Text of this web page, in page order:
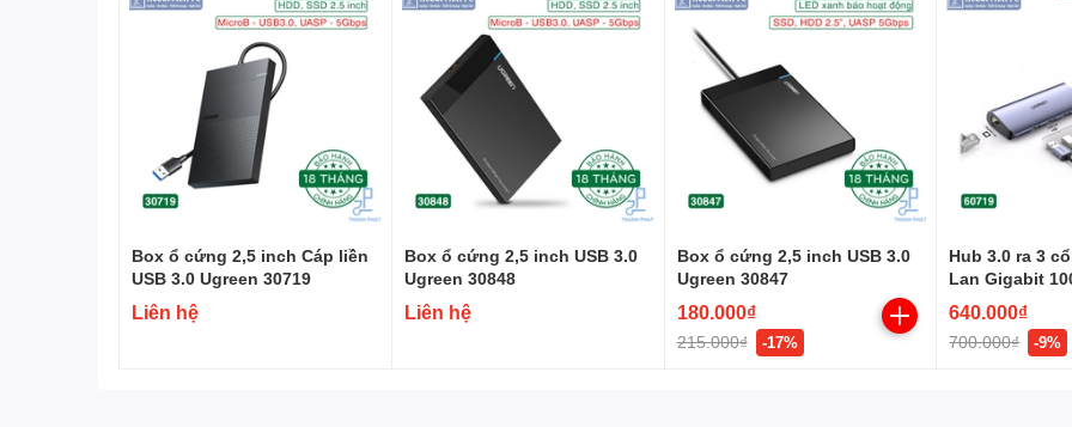
Box ổ cứng 2,5 inch Cáp liền
USB 3.0 Ugreen 30719
Liên hệ
Box ổ cứng 2,5 inch USB 3.0
Ugreen 30848
Liên hệ
Box ổ cứng 2,5 inch USB 3.0
Ugreen 30847
180.000₫
215.000₫ -17%
Hub 3.0 ra 3
Lan Gigabit
Ugreen 60719
640.000₫
700.000₫ -9%